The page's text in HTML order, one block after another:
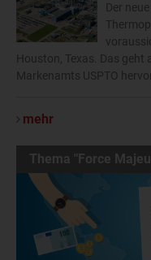
Der
Houston, Texas. Das geht
Markenamts USPTO
mehr
Thema "Force